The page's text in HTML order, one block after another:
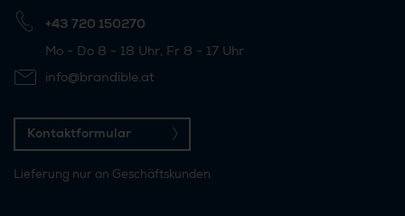
+43 720 150270
Mo - Do 8 - 18 Uhr, Fr 8 - 17 Uhr
info@brandible.at
Kontaktformular
Lieferung nur an Geschäftskunden